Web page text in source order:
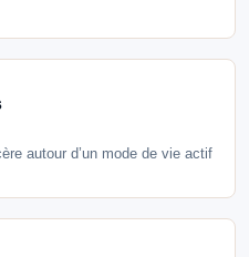
autour d’un mode de vie actif